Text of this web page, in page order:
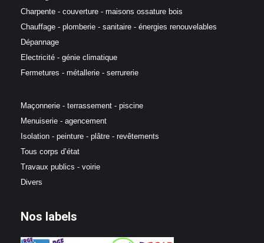
Charpente - couverture - maisons ossature bois
Chauffage - plomberie - sanitaire - énergies renouvelables
Dépannage
Electricité - génie climatique
Fermetures - métallerie - serrurerie
Maçonnerie - terrassement - piscine
Menuiserie - agencement
Isolation - peinture - plâtre - revêtements
Tous corps d’état
Travaux publics - voirie
Divers
Nos labels